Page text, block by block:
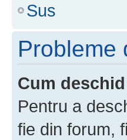
Sus
Probleme
Cum
Pentru a
fie din forum,